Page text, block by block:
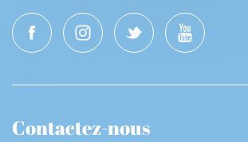
Contactez-nous